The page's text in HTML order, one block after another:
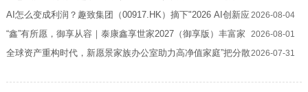
用先锋奖"
2026-08-04
AI怎么变成利润？趣致集团（00917.HK）摘下"2026 AI创新应
用先锋奖"
2026-08-01
“鑫”有所愿，御享从容｜泰康鑫享世家2027（御享版）丰富家
庭财富新选择
2026-07-31
全球资产重构时代，新愿景家族办公室助力高净值家庭”把分散